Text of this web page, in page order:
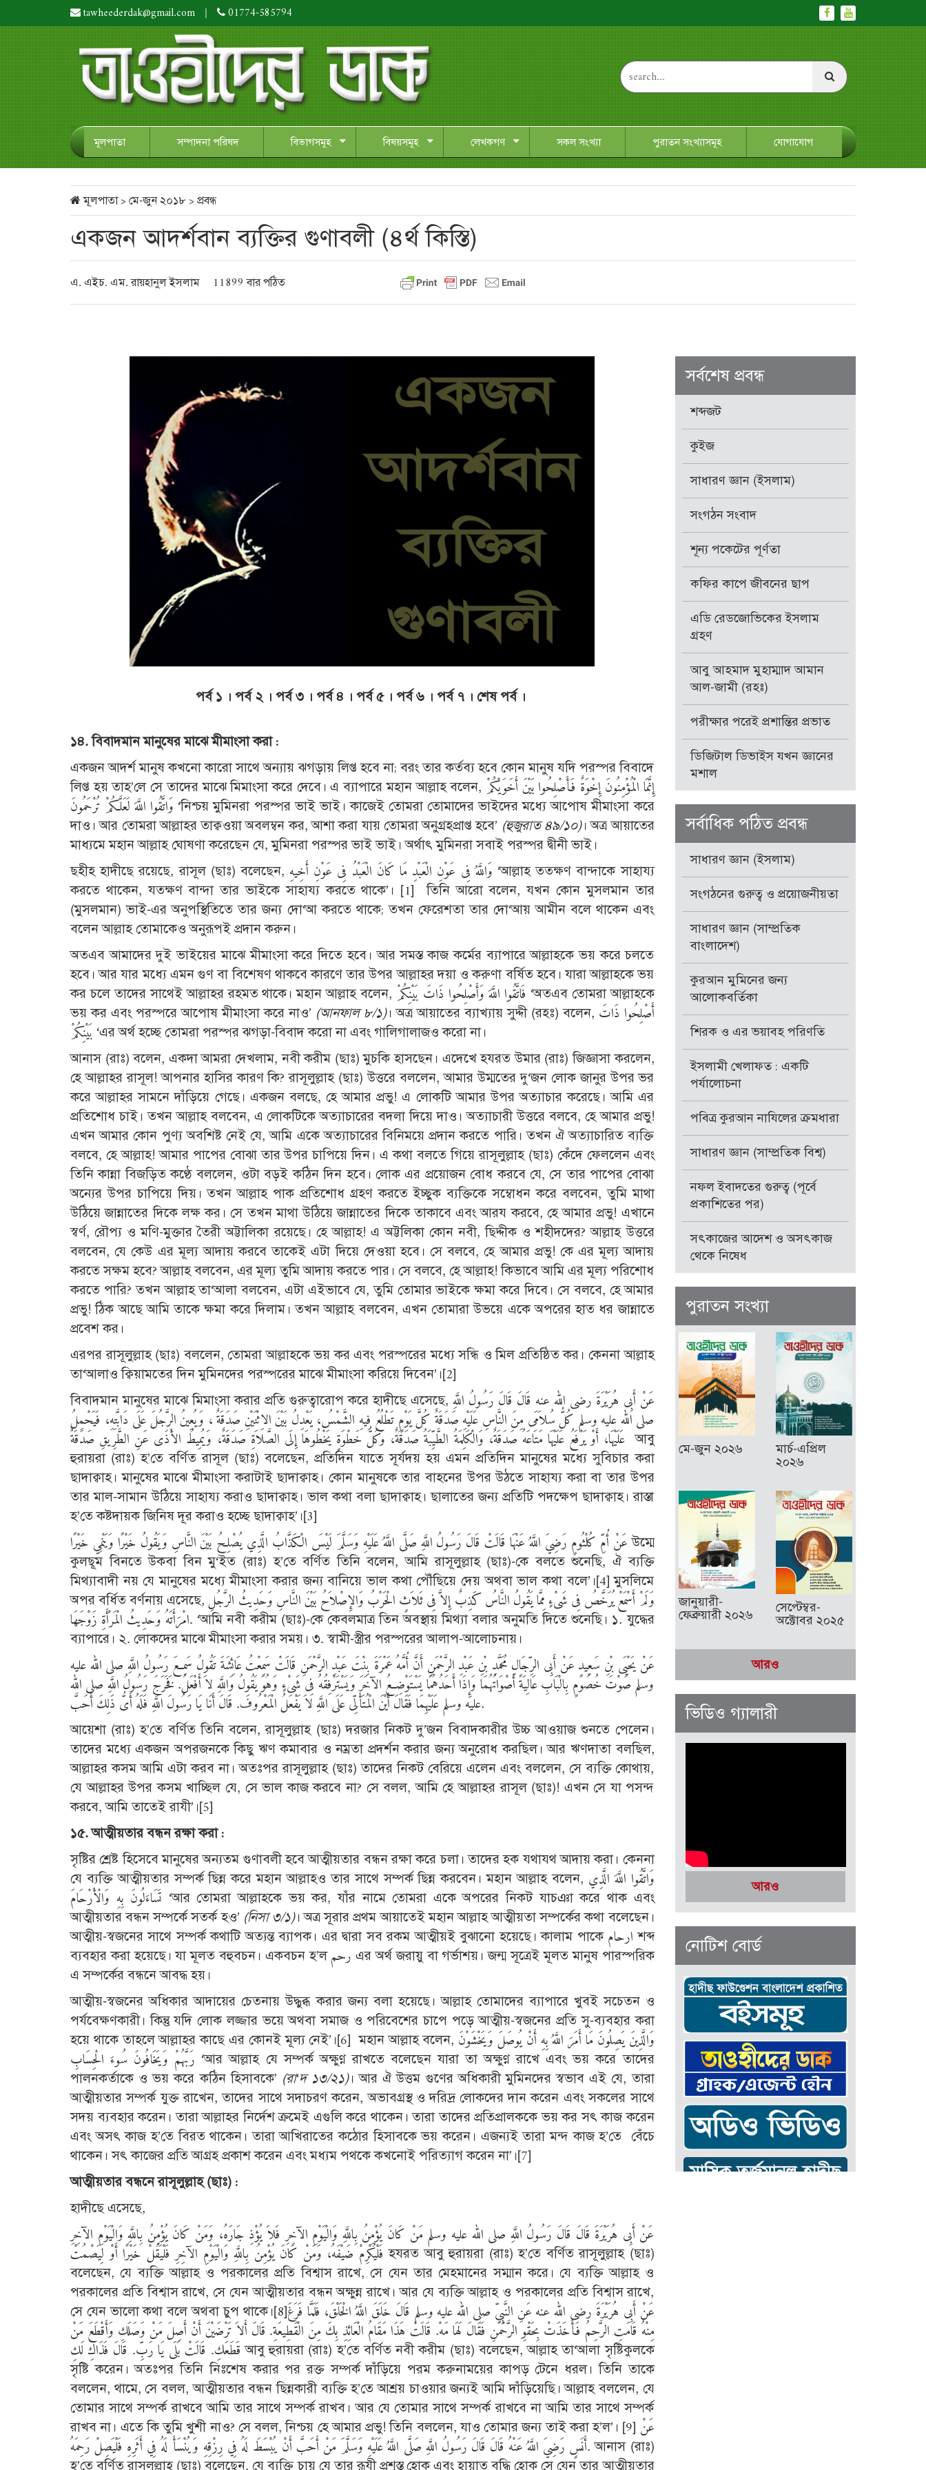
tawheederdak@gmail.com | 01774-585794
মূলপাতা সম্পাদনা পরিষদ বিভাগসমূহ বিষয়সমূহ লেখকগণ সকল সংখ্যা পুরাতন সংখ্যাসমূহ যোগাযোগ
মূলপাতা> মে-জুন ২০১৮ > প্রবন্ধ
একজন আদর্শবান ব্যক্তির গুণাবলী (৪র্থ কিস্তি)
এ. এইচ. এম. রায়হানুল ইসলাম 11899 বার পঠিত
পর্ব ১ । পর্ব ২ । পর্ব ৩। পর্ব ৪ । পর্ব ৫। পর্ব ৬। পর্ব ৭। শেষ পর্ব।
১৪. বিবাদমান মানুষের মাঝে মীমাংসা করা :
একজন আদর্শ মানুষ কখনো কারো সাথে অন্যায় ঝগড়ায় লিপ্ত হবে না; বরং তার কর্তব্য হবে কোন মানুষ যদি পরস্পর বিবাদে
লিপ্ত হয় তাহ’লে সে তাদের মাঝে মিমাংসা করে দেবে। এ ব্যাপারে মহান আল্লাহ বলেন, إِنَّمَا الْمُؤْمِنُونَ إِخْوَةٌ فَأَصْلِحُوا بَيْنَ أَخَوَيْكُمْ
وَاتَّقُوا اللَّهَ لَعَلَّكُمْ تُرْحَمُونَ ‘নিশ্চয় মুমিনরা পরস্পর ভাই ভাই। কাজেই তোমরা তোমাদের ভাইদের মধ্যে আপোষ মীমাংসা করে
দাও। আর তোমরা আল্লাহর তাক্বওয়া অবলম্বন কর, আশা করা যায় তোমরা অনুগ্রহপ্রাপ্ত হবে’ (হুজুরাত ৪৯/১০)। অত্র আয়াতের
মাধ্যমে মহান আল্লাহ ঘোষণা করেছেন যে, মুমিনরা পরস্পর ভাই ভাই। অর্থাৎ মুমিনরা সবাই পরস্পর দ্বীনী ভাই।
ছহীহ হাদীছে রয়েছে, রাসূল (ছাঃ) বলেছেন, وَاللَّهُ فِى عَوْنِ الْعَبْدِ مَا كَانَ الْعَبْدُ فِى عَوْنِ أَخِيهِ ‘আল্লাহ ততক্ষণ বান্দাকে সাহায্য
করতে থাকেন, যতক্ষণ বান্দা তার ভাইকে সাহায্য করতে থাকে’। [1] তিনি আরো বলেন, যখন কোন মুসলমান তার
(মুসলমান) ভাই-এর অনুপস্থিতিতে তার জন্য দো‘আ করতে থাকে; তখন ফেরেশতা তার দো‘আয় আমীন বলে থাকেন এবং
বলেন আল্লাহ তোমাকেও অনুরূপই প্রদান করুন।
অতএব আমাদের দুই ভাইয়ের মাঝে মীমাংসা করে দিতে হবে। আর সমস্ত কাজ কর্মের ব্যাপারে আল্লাহকে ভয় করে চলতে
হবে। আর যার মধ্যে এমন গুণ বা বিশেষণ থাকবে কারণে তার উপর আল্লাহর দয়া ও করুণা বর্ষিত হবে। যারা আল্লাহকে ভয়
কর চলে তাদের সাথেই আল্লাহর রহমত থাকে। মহান আল্লাহ বলেন, فَاتَّقُوا اللَّهَ وَأَصْلِحُوا ذَاتَ بَيْنِكُمْ ‘অতএব তোমরা আল্লাহকে
ভয় কর এবং পরস্পরে আপোষ মীমাংসা করে নাও’ (আনফাল ৮/১)। অত্র আয়াতের ব্যাখ্যায় সুদ্দী (রহঃ) বলেন, أَصْلِحُوا ذَاتَ
بَيْنِكُمْ ‘এর অর্থ হচ্ছে তোমরা পরস্পর ঝগড়া-বিবাদ করো না এবং গালিগালাজও করো না।
আনাস (রাঃ) বলেন, একদা আমরা দেখলাম, নবী করীম (ছাঃ) মুচকি হাসছেন। এদেখে হযরত উমার (রাঃ) জিজ্ঞাসা করলেন,
হে আল্লাহর রাসূল! আপনার হাসির কারণ কি? রাসূলুল্লাহ (ছাঃ) উত্তরে বললেন, আমার উম্মতের দু‘জন লোক জানুর উপর ভর
করে আল্লাহর সামনে দাঁড়িয়ে গেছে। একজন বলছে, হে আমার প্রভু! এ লোকটি আমার উপর অত্যাচার করেছে। আমি এর
প্রতিশোধ চাই। তখন আল্লাহ বলবেন, এ লোকটিকে অত্যাচারের বদলা দিয়ে দাও। অত্যাচারী উত্তরে বলবে, হে আমার প্রভু!
এখন আমার কোন পুণ্য অবশিষ্ট নেই যে, আমি একে অত্যাচারের বিনিময়ে প্রদান করতে পারি। তখন ঐ অত্যাচারিত ব্যক্তি
বলবে, হে আল্লাহ! আমার পাপের বোঝা তার উপর চাপিয়ে দিন। এ কথা বলতে গিয়ে রাসূলুল্লাহ (ছাঃ) কেঁদে ফেললেন এবং
তিনি কান্না বিজড়িত কণ্ঠে বললেন, ওটা বড়ই কঠিন দিন হবে। লোক এর প্রয়োজন বোধ করবে যে, সে তার পাপের বোঝা
অন্যের উপর চাপিয়ে দিয়। তখন আল্লাহ পাক প্রতিশোধ গ্রহণ করতে ইচ্ছুক ব্যক্তিকে সম্বোধন করে বলবেন, তুমি মাথা
উঠিয়ে জান্নাতের দিকে লক্ষ কর। সে তখন মাথা উঠিয়ে জান্নাতের দিকে তাকাবে এবং আরয করবে, হে আমার প্রভু! এখানে
স্বর্ণ, রৌপ্য ও মণি-মুক্তার তৈরী অট্টালিকা রয়েছে। হে আল্লাহ! এ অট্টলিকা কোন নবী, ছিদ্দীক ও শহীদদের? আল্লাহ উত্তরে
বলবেন, যে কেউ এর মূল্য আদায় করবে তাকেই এটা দিয়ে দেওয়া হবে। সে বলবে, হে আমার প্রভু! কে এর মূল্য আদায়
করতে সক্ষম হবে? আল্লাহ বলবেন, এর মূল্য তুমি আদায় করতে পার। সে বলবে, হে আল্লাহ! কিভাবে আমি এর মূল্য পরিশোধ
করতে পারি? তখন আল্লাহ তা‘আলা বলবেন, এটা এইভাবে যে, তুমি তোমার ভাইকে ক্ষমা করে দিবে। সে বলবে, হে আমার
প্রভু! ঠিক আছে আমি তাকে ক্ষমা করে দিলাম। তখন আল্লাহ বলবেন, এখন তোমারা উভয়ে একে অপরের হাত ধর জান্নাতে
প্রবেশ কর।
এরপর রাসূলুল্লাহ (ছাঃ) বললেন, তোমরা আল্লাহকে ভয় কর এবং পরস্পরের মধ্যে সন্ধি ও মিল প্রতিষ্ঠিত কর। কেননা আল্লাহ
তা‘আলাও ক্বিয়ামতের দিন মুমিনদের পরস্পরের মাঝে মীমাংসা করিয়ে দিবেন’।[2]
বিবাদমান মানুষের মাঝে মিমাংসা করার প্রতি গুরুত্বারোপ করে হাদীছে এসেছে, عَنْ أَبِى هُرَيْرَةَ رضى الله عنه قَالَ قَالَ رَسُولُ اللَّهِ
صلى الله عليه وسلم كُلُّ سُلاَمَى مِنَ النَّاسِ عَلَيْهِ صَدَقَةٌ كُلَّ يَوْمٍ تَطْلُعُ فِيهِ الشَّمْسُ، يَعْدِلُ بَيْنَ الاِثْنَيْنِ صَدَقَةٌ ، وَيُعِينُ الرَّجُلَ عَلَى دَابَّتِهِ، فَيَحْمِلُ
عَلَيْهَا، أَوْ يَرْفَعُ عَلَيْهَا مَتَاعَهُ صَدَقَةٌ، وَالْكَلِمَةُ الطَّيِّبَةُ صَدَقَةٌ، وَكُلُّ خَطْوَةٍ يَخْطُوهَا إِلَى الصَّلاَةِ صَدَقَةٌ، وَيُمِيطُ الأَذَى عَنِ الطَّرِيقِ صَدَقَةٌ আবু
হুরায়রা (রাঃ) হ’তে বর্ণিত রাসূল (ছাঃ) বলেছেন, প্রতিদিন যাতে সূর্যদয় হয় এমন প্রতিদিন মানুষের মধ্যে সুবিচার করা
ছাদাক্বাহ। মানুষের মাঝে মীমাংসা করাটাই ছাদাক্বাহ। কোন মানুষকে তার বাহনের উপর উঠতে সাহায্য করা বা তার উপর
তার মাল-সামান উঠিয়ে সাহায্য করাও ছাদাক্বাহ। ভাল কথা বলা ছাদাক্বাহ। ছালাতের জন্য প্রতিটি পদক্ষেপ ছাদাক্বাহ। রাস্তা
হ’তে কষ্টদায়ক জিনিষ দূর করাও হচ্ছে ছাদাক্বাহ’।[3]
عَنْ أُمِّ كُلْثُومٍ رَضِيَ اللَّهُ عَنْهَا قَالَتْ قَالَ رَسُولُ اللَّهِ صَلَّى اللَّهُ عَلَيْهِ وَسَلَّمَ لَيْسَ الْكَذَّابُ الَّذِي يُصْلِحُ بَيْنَ النَّاسِ وَيَقُولُ خَيْرًا وَيَنْمِي خَيْرًا উম্মে
কুলছূম বিনতে উকবা বিন মু‘ইত (রাঃ) হ’তে বর্ণিত তিনি বলেন, আমি রাসূলুল্লাহ (ছাঃ)-কে বলতে শুনেছি, ঐ ব্যক্তি
মিথ্যাবাদী নয় যে মানুষের মধ্যে মীমাংসা করার জন্য বানিয়ে ভাল কথা পৌঁছিয়ে দেয় অথবা ভাল কথা বলে’।[4] মুসলিমে
অপর বর্ধিত বর্ণনায় এসেছে, وَلَمْ أَسْمَعْ يُرَخَّصُ فِى شَىْءٍ مِمَّا يَقُولُ النَّاسُ كَذِبٌ إِلاَّ فِى ثَلاَثٍ الْحَرْبُ وَالإِصْلاَحُ بَيْنَ النَّاسِ وَحَدِيثُ الرَّجُلِ
امْرَأَتَهُ وَحَدِيثُ الْمَرْأَةِ زَوْجَهَا. ‘আমি নবী করীম (ছাঃ)-কে কেবলমাত্র তিন অবস্থায় মিথ্যা বলার অনুমতি দিতে শুনেছি। ১. যুদ্ধের
ব্যাপারে। ২. লোকদের মাঝে মীমাংসা করার সময়। ৩. স্বামী-স্ত্রীর পরস্পরের আলাপ-আলোচনায়।
عَنْ يَحْيَى بْنِ سَعِيدٍ عَنْ أَبِى الرِّجَالِ مُحَمَّدِ بْنِ عَبْدِ الرَّحْمَنِ أَنَّ أُمَّهُ عَمْرَةَ بِنْتَ عَبْدِ الرَّحْمَنِ قَالَتْ سَمِعْتُ عَائِشَةَ تَقُولُ سَمِعَ رَسُولُ اللَّهِ صلى الله عليه
وسلم صَوْتَ خُصُومٍ بِالْبَابِ عَالِيَةً أَصْوَاتُهُمَا وَإِذَا أَحَدُهُمَا يَسْتَوْضِعُ الآخَرَ وَيَسْتَرْفِقُهُ فِى شَىْءٍ وَهُوَ يَقُولُ وَاللَّهِ لاَ أَفْعَلُ. فَخَرَجَ رَسُولُ اللَّهِ صلى الله
عليه وسلم عَلَيْهِمَا فَقَالَ أَيْنَ الْمُتَأَلِّى عَلَى اللَّهِ لاَ يَفْعَلُ الْمَعْرُوفَ. قَالَ أَنَا يَا رَسُولَ اللَّهِ فَلَهُ أَىُّ ذَلِكَ أَحَبَّ.
আয়েশা (রাঃ) হ’তে বর্ণিত তিনি বলেন, রাসূলুল্লাহ (ছাঃ) দরজার নিকট দু’জন বিবাদকারীর উচ্চ আওয়াজ শুনতে পেলেন।
তাদের মধ্যে একজন অপরজনকে কিছু ঋণ কমাবার ও নম্রতা প্রদর্শন করার জন্য অনুরোধ করছিল। আর ঋণদাতা বলছিল,
আল্লাহর কসম আমি এটা করব না। অতঃপর রাসূলুল্লাহ (ছাঃ) তাদের নিকট বেরিয়ে এলেন এবং বললেন, সে ব্যক্তি কোথায়,
যে আল্লাহর উপর কসম খাচ্ছিল যে, সে ভাল কাজ করবে না? সে বলল, আমি হে আল্লাহর রাসূল (ছাঃ)! এখন সে যা পসন্দ
করবে, আমি তাতেই রাযী’।[5]
১৫. আত্মীয়তার বন্ধন রক্ষা করা :
সৃষ্টির শ্রেষ্ট হিসেবে মানুষের অন্যতম গুণাবলী হবে আত্মীয়তার বন্ধন রক্ষা করে চলা। তাদের হক যথাযথ আদায় করা। কেননা
যে ব্যক্তি আত্মীয়তার সম্পর্ক ছিন্ন করে মহান আল্লাহও তার সাথে সম্পর্ক ছিন্ন করবেন। মহান আল্লাহ বলেন, وَاتَّقُوا اللَّهَ الَّذِي
تَسَاءَلُونَ بِهِ وَالْأَرْحَامَ ‘আর তোমরা আল্লাহকে ভয় কর, যাঁর নামে তোমরা একে অপরের নিকট যাচঞা করে থাক এবং
আত্মীয়তার বন্ধন সম্পর্কে সতর্ক হও’ (নিসা ৩/১)। অত্র সূরার প্রথম আয়াতেই মহান আল্লাহ আত্মীয়তা সম্পর্কের কথা বলেছেন।
আত্মীয়-স্বজনের সাথে সম্পর্ক কথাটি অত্যন্ত ব্যাপক। এর দ্বারা সব রকম আত্মীয়ই বুঝানো হয়েছে। কালাম পাকে ارحام শব্দ
ব্যবহার করা হয়েছে। যা মূলত বহুবচন। একবচন হ’ল رحم এর অর্থ জরায়ু বা গর্ভাশয়। জন্ম সূত্রেই মূলত মানুষ পারস্পরিক
এ সম্পর্কের বন্ধনে আবদ্ধ হয়।
আত্মীয়-স্বজনের অধিকার আদায়ের চেতনায় উদ্ধুব্ধ করার জন্য বলা হয়েছে। আল্লাহ তোমাদের ব্যাপারে খুবই সচেতন ও
পর্যবেক্ষণকারী। কিন্তু যদি লোক লজ্জার ভয়ে অথবা সমাজ ও পরিবেশের চাপে পড়ে আত্মীয়-স্বজনের প্রতি সু-ব্যবহার করা
হয়ে থাকে তাহলে আল্লাহর কাছে এর কোনই মূল্য নেই’।[6] মহান আল্লাহ বলেন, وَالَّذِينَ يَصِلُونَ مَا أَمَرَ اللَّهُ بِهِ أَنْ يُوصَلَ وَيَخْشَوْنَ
رَبَّهُمْ وَيَخَافُونَ سُوءَ الْحِسَابِ ‘আর আল্লাহ যে সম্পর্ক অক্ষুণ্ণ রাখতে বলেছেন যারা তা অক্ষুণ্ণ রাখে এবং ভয় করে তাদের
পালনকর্তাকে ও ভয় করে কঠিন হিসাবকে’ (রা‘দ ১৩/২১)। আর ঐ উত্তম গুণের অধিকারী মুমিনদের স্বভাব এই যে, তারা
আত্মীয়তার সম্পর্ক যুক্ত রাখেন, তাদের সাথে সদাচরণ করেন, অভাবগ্রস্থ ও দরিদ্র লোকদের দান করেন এবং সকলের সাথে
সদয় ব্যবহার করেন। তারা আল্লাহর নির্দেশ ক্রমেই এগুলি করে থাকেন। তারা তাদের প্রতিপ্রালককে ভয় কর সৎ কাজ করেন
এবং অসৎ কাজ হ’তে বিরত থাকেন। তারা আখিরাতের কঠোর হিসাবকে ভয় করেন। এজন্যই তারা মন্দ কাজ হ’তে বেঁচে
থাকেন। সৎ কাজের প্রতি আগ্রহ প্রকাশ করেন এবং মধ্যম পথকে কখনোই পরিত্যাগ করেন না’।[7]
আত্মীয়তার বন্ধনে রাসূলুল্লাহ (ছাঃ) :
হাদীছে এসেছে,
عَنْ أَبِى هُرَيْرَةَ قَالَ قَالَ رَسُولُ اللَّهِ صلى الله عليه وسلم مَنْ كَانَ يُؤْمِنُ بِاللَّهِ وَالْيَوْمِ الآخِرِ فَلاَ يُؤْذِ جَارَهُ، وَمَنْ كَانَ يُؤْمِنُ بِاللَّهِ وَالْيَوْمِ الآخِرِ
فَلْيُكْرِمْ ضَيْفَهُ، وَمَنْ كَانَ يُؤْمِنُ بِاللَّهِ وَالْيَوْمِ الآخِرِ فَلْيَقُلْ خَيْرًا أَوْ لِيَصْمُتْ হযরত আবু হুরায়রা (রাঃ) হ’তে বর্ণিত রাসূলুল্লাহ (ছাঃ)
বলেছেন, যে ব্যক্তি আল্লাহ ও পরকালের প্রতি বিশ্বাস রাখে, সে যেন তার মেহমানের সম্মান করে। যে ব্যক্তি আল্লাহ ও
পরকালের প্রতি বিশ্বাস রাখে, সে যেন আত্মীয়তার বন্ধন অক্ষুন্ন রাখে। আর যে ব্যক্তি আল্লাহ ও পরকালের প্রতি বিশ্বাস রাখে,
সে যেন ভালো কথা বলে অথবা চুপ থাকে।[8]عَنْ أَبِى هُرَيْرَةَ رضى الله عنه عَنِ النَّبِىِّ صلى الله عليه وسلم قَالَ خَلَقَ اللَّهُ الْخَلْقَ، فَلَمَّا فَرَغَ
مِنْهُ قَامَتِ الرَّحِمُ فَأَخَذَتْ بِحَقْوِ الرَّحْمَنِ فَقَالَ لَهَا مَهْ. قَالَتْ هَذَا مَقَامُ الْعَائِذِ بِكَ مِنَ الْقَطِيعَةِ. قَالَ أَلاَ تَرْضَيْنَ أَنْ أَصِلَ مَنْ وَصَلَكِ وَأَقْطَعَ مَنْ
قَطَعَكِ. قَالَتْ بَلَى يَا رَبِّ. قَالَ فَذَاكِ لَكِ আবু হুরায়রা (রাঃ) হ’তে বর্ণিত নবী করীম (ছাঃ) বলেছেন, আল্লাহ তা‘আলা সৃষ্টিকুলকে
সৃষ্টি করেন। অতঃপর তিনি নিঃশেষ করার পর রক্ত সম্পর্ক দাঁড়িয়ে পরম করুনাময়ের কাপড় টেনে ধরল। তিনি তাকে
বললেন, থামে, সে বলল, আত্মীয়তার বন্ধন ছিন্নকারী ব্যক্তি হ’তে আশ্রয় চাওয়ার জন্যই আমি দাঁড়িয়েছি। আল্লাহ বললেন, যে
তোমার সাথে সম্পর্ক রাখবে আমি তার সাথে সম্পর্ক রাখব। আর যে তোমার সাথে সম্পর্ক রাখবে না আমি তার সাথে সম্পর্ক
রাখব না। এতে কি তুমি খুশী নাও? সে বলল, নিশ্চয় হে আমার প্রভু! তিনি বললেন, যাও তোমার জন্য তাই করা হ’ল’। [9] عَنْ
أَنَسٍ رَضِيَ اللَّهُ عَنْهُ قَالَ قَالَ رَسُولُ اللَّهِ صَلَّى اللَّهُ عَلَيْهِ وَسَلَّمَ مَنْ أَحَبَّ أَنْ يُبْسَطَ لَهُ فِي رِزْقِهِ وَيُنْسَأَ لَهُ فِي أَثَرِهِ فَلْيَصِلْ رَحِمَهُ. আনাস (রাঃ)
হ’তে বর্ণিত রাসূলুল্লাহ (ছাঃ) বলেছেন, যে ব্যক্তি চায় যে তার রূযী প্রশস্ত হোক এবং হায়াত বৃদ্ধি হোক সে যেন তার আত্মীয়তার
সর্বশেষ প্রবন্ধ
শব্দজট
কুইজ
সাধারণ জ্ঞান (ইসলাম)
সংগঠন সংবাদ
শূন্য পকেটের পূর্ণতা
কফির কাপে জীবনের ছাপ
এডি রেডজোভিকের ইসলাম
গ্রহণ
আবু আহমাদ মুহাম্মাদ আমান
আল-জামী (রহঃ)
পরীক্ষার পরেই প্রশান্তির প্রভাত
ডিজিটাল ডিভাইস যখন জ্ঞানের
মশাল
সর্বাধিক পঠিত প্রবন্ধ
সাধারণ জ্ঞান (ইসলাম)
সংগঠনের গুরুত্ব ও প্রয়োজনীয়তা
সাধারণ জ্ঞান (সাম্প্রতিক
বাংলাদেশ)
কুরআন মুমিনের জন্য
আলোকবর্তিকা
শিরক ও এর ভয়াবহ পরিণতি
ইসলামী খেলাফত : একটি
পর্যালোচনা
পবিত্র কুরআন নাযিলের ক্রমধারা
সাধারণ জ্ঞান (সাম্প্রতিক বিশ্ব)
নফল ইবাদতের গুরুত্ব (পূর্বে
প্রকাশিতের পর)
সৎকাজের আদেশ ও অসৎকাজ
থেকে নিষেধ
পুরাতন সংখ্যা
মে-জুন ২০২৬
মার্চ-এপ্রিল
২০২৬
জানুয়ারী-
ফেব্রুয়ারী ২০২৬
সেপ্টেম্বর-
অক্টোবর ২০২৫
আরও
ভিডিও গ্যালারী
আরও
নোটিশ বোর্ড